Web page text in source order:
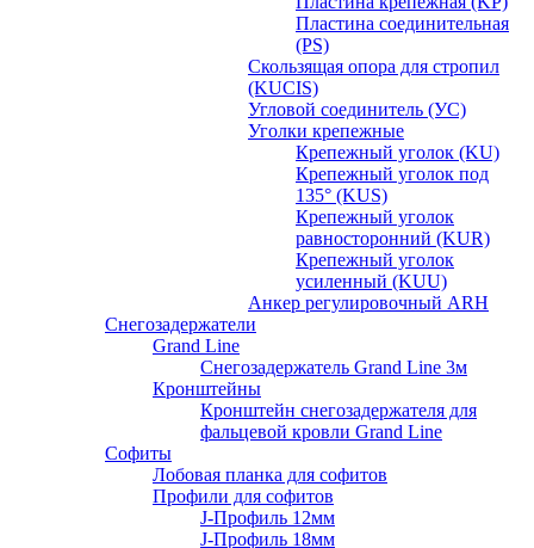
Пластина соединительная
(PS)
Скользящая опора для стропил
(KUCIS)
Угловой соединитель (УС)
Уголки крепежныe
Крепежный уголок (KU)
Крепежный уголок под
135° (KUS)
Крепежный уголок
равносторонний (KUR)
Крепежный уголок
усиленный (KUU)
Анкер регулировочный ARH
Снегозадержатели
Grand Line
Снегозадержатель Grand Line 3м
Кронштейны
Кронштейн снегозадержателя для
фальцевой кровли Grand Line
Софиты
Лобовая планка для софитов
Профили для софитов
J-Профиль 12мм
J-Профиль 18мм